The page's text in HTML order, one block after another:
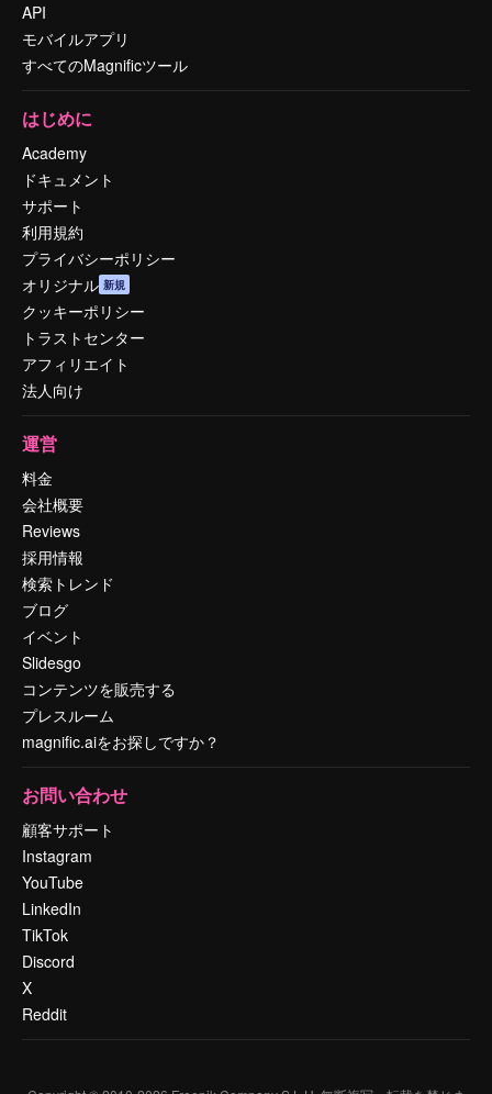
API
モバイルアプリ
すべてのMagnificツール
はじめに
Academy
ドキュメント
サポート
利用規約
プライバシーポリシー
オリジナル 新規
クッキーポリシー
トラストセンター
アフィリエイト
法人向け
運営
料金
会社概要
Reviews
採用情報
検索トレンド
ブログ
イベント
Slidesgo
コンテンツを販売する
プレスルーム
magnific.aiをお探しですか？
お問い合わせ
顧客サポート
Instagram
YouTube
LinkedIn
TikTok
Discord
X
Reddit